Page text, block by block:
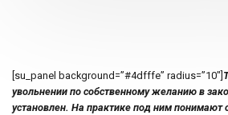
[su_panel background=”#4dfffe” radius=”10″]
увольнении по собственному желанию в
установлен. На практике под ним понимают